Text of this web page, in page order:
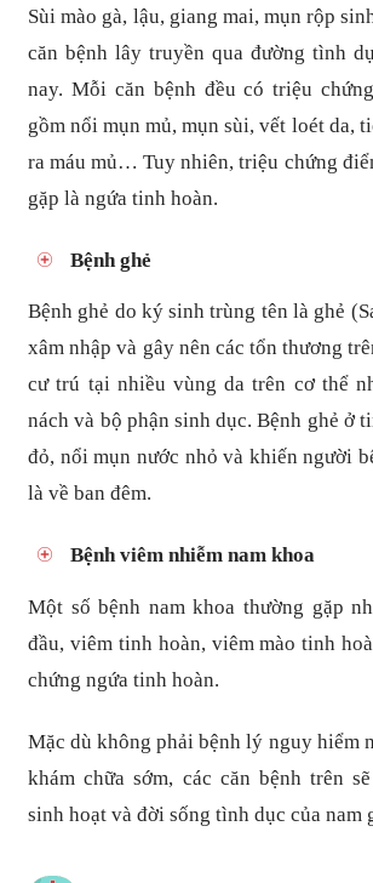
Sùi mào gà, lậu, giang mai, mụn rộp
căn bệnh lây truyền qua đường tình
nay. Mỗi căn bệnh đều có triệu
gồm nổi mụn mủ, mụn sùi, vết loét da,
ra máu mủ… Tuy nhiên, triệu chứng
gặp là ngứa tinh hoàn.
Bệnh ghẻ
Bệnh ghẻ do ký sinh trùng tên là ghẻ
xâm nhập và gây nên các tổn thương
cư trú tại nhiều vùng da trên cơ thể
nách và bộ phận sinh dục. Bệnh ghẻ ở
đỏ, nổi mụn nước nhỏ và khiến người
là về ban đêm.
Bệnh viêm nhiễm nam khoa
Một số bệnh nam khoa thường gặp
đầu, viêm tinh hoàn, viêm mào tinh
chứng ngứa tinh hoàn.
Mặc dù không phải bệnh lý nguy hiểm
khám chữa sớm, các căn bệnh trên
sinh hoạt và đời sống tình dục của nam